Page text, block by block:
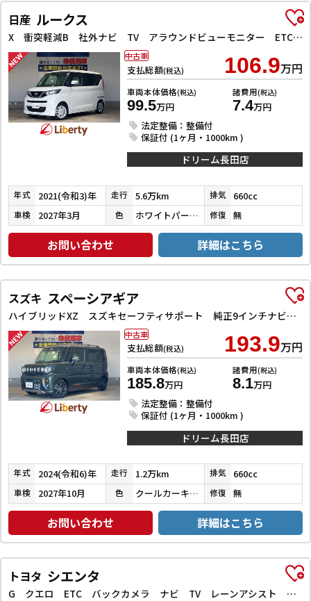
日産 ルークス
X 衝突軽減B 社外ナビ TV アラウンドビューモニター ETC 左パワースライドドア スマートキー プッシュスタート アイドリングストップ ステアリングスイッチ タッチパネルオートエアコン
支払総額(税込) 106.9万円
車両本体価格(税込)
99.5万円
諸費用(税込)
7.4万円
法定整備：整備付
保証付 (1ヶ月・1000km )
中古車
ドリーム長田店
年式 2021(令和3)年 走行 5.6万km 排気 660cc
車検 2027年3月 色 ホワイトパール３コートパール 修復 無
お問い合わせ 詳細はこちら
スズキ スペーシアギア
ハイブリッドXZ スズキセーフティサポート 純正9インチナビ TV Bluetooth対応 全方位カメラ 両側自動ドア ヘッドアップディスプレイ アダプティブクルーズコントロール ステアリングヒーター LEDヘッドライ
支払総額(税込) 193.9万円
車両本体価格(税込)
185.8万円
諸費用(税込)
8.1万円
法定整備：整備付
保証付 (1ヶ月・1000km )
中古車
ドリーム長田店
年式 2024(令和6)年 走行 1.2万km 排気 660cc
車検 2027年10月 色 クールカーキパールメタリック／ガンメタリック 修復 無
お問い合わせ 詳細はこちら
トヨタ シエンタ
G クエロ ETC バックカメラ ナビ TV レーンアシスト 衝突被害軽減システム 両側電動スライドドア オートマチックハイビーム オートライト LEDヘッドランプ スマートキー アイドリングストップ